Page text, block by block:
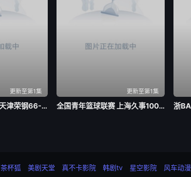
更新至第1集
全国青年篮球联赛 天津荣钢66-79吉林东北虎20260804
更新至第1集
全国青年篮球联赛 上海久事100-74浙江稠州银行20260803
茶杯狐 美剧天堂 真不卡影院 韩剧tv 星空影院 风车动漫